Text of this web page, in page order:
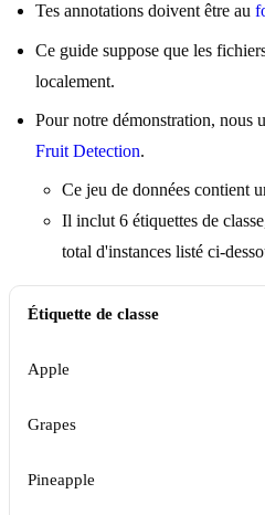
Tes annotations doivent être au
Ce guide suppose que les
localement.
Pour notre démonstration, nous
Fruit Detection.
Ce jeu de données contient
Il inclut 6 étiquettes de
total d'instances listé ci-
Étiquette de classe
Apple
Grapes
Pineapple